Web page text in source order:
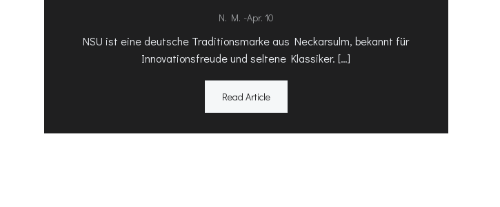
N. M. -Apr. 10
NSU ist eine deutsche Traditionsmarke aus Neckarsulm, bekannt für
Innovationsfreude und seltene Klassiker. […]
Read Article